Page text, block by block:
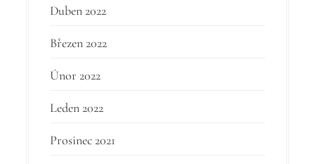
Duben 2022
Březen 2022
Únor 2022
Leden 2022
Prosinec 2021